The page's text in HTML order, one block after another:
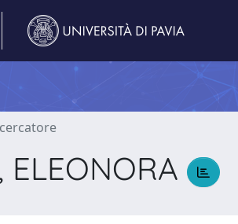
ELEONORA